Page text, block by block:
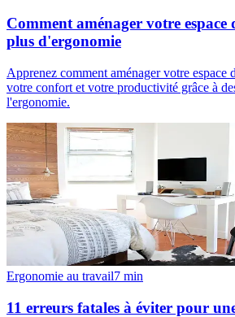
Comment aménager votre
plus d'ergonomie
Apprenez comment aménager votre espace
votre confort et votre productivité grâce à
l'ergonomie.
Ergonomie au travail7 min
11 erreurs fatales à éviter pour